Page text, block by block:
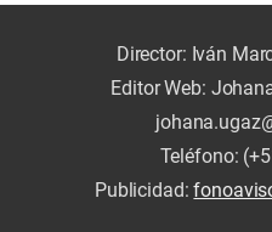
Director: Iván
Editor Web:
Teléfono:
Publicidad: